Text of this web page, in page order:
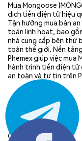
Mua Mongoose
dịch tiền điện tử hiệu
Tận hưởng mua bán
toán linh hoạt, bao
nhà cung cấp bên thứ
toàn thế giới. Nền
Phemex giúp việc mua
hành trình tiền điện tử
an toàn và tự tin trên
Chia sẻ: